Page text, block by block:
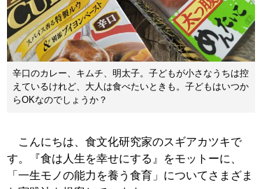
辛口のカレー、キムチ、明太子。子どもが小さなうちは控
えているけれど、大人は食べたいときも。子どもはいつか
らOKなのでしょうか？
こんにちは、食文化研究家のスギアカツキで
す。『食は人生を幸せにする』をモットーに、
「一生モノの能力を養う食育」についてさまざま